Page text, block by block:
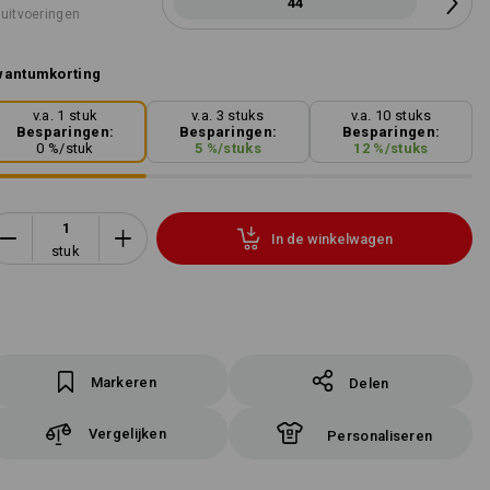
v.a. 1 stuk
Besparingen:
0 %/stuk
v.a. 3 stuks
Besparingen:
5 %/stuks
v.a. 10 stuks
Besparingen:
12 %/stuks
stuk
In de winkelwagen
Markeren Delen
Vergelijken Personaliseren